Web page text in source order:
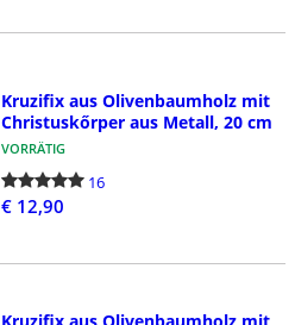
Kruzifix aus Olivenbaumholz mit
Christuskőrper aus Metall, 20 cm
VORRÄTIG
16
€ 12,90